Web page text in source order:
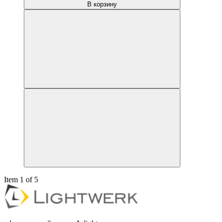
В корзину
Item 1 of 5